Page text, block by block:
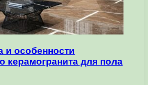
и особенности
керамогранита для пола